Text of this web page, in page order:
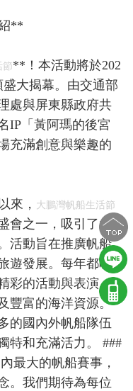
**
節**！本活動將於202
大揭幕。由交通部
處與屏東縣政府共
IP「黃阿瑪的後宮
充滿創意與樂趣的
來， 大鵬灣帆船生活節
會之一，吸引了大
活動旨在推廣帆船
遊發展。每年都吸
彩的活動與表演，
豐富的海洋資源。
的國內外帆船隊伍
特和充滿活力。 ###
最大的帆船賽事，
。我們期待為每位